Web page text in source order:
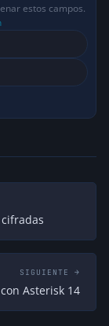
estos campos.
SIGUIENTE →
Asterisk 14